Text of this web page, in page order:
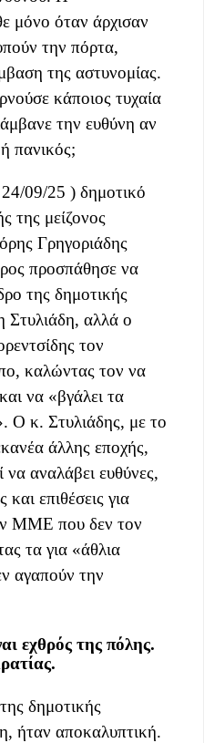
μόνο όταν άρχισαν
την πόρτα,
της αστυνομίας.
κάποιος τυχαία
την ευθύνη αν
πανικός;
09/25 ) δημοτικό
της μείζονος
Γρηγοριάδης
προσπάθησε να
της δημοτικής
Στυλιάδη, αλλά ο
τον
καλώντας τον να
να «βγάλει τα
Ο κ. Στυλιάδης, με το
άλλης εποχής,
να αναλάβει ευθύνες,
και επιθέσεις για
ΜΜΕ που δεν τον
τα για «άθλια
αγαπούν την
εχθρός της πόλης.
δημοτικής
ήταν αποκαλυπτική.